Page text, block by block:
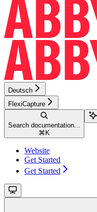
Deutsch
FlexiCapture
Search documentation...
⌘ K
Website
Get Started
Get Started